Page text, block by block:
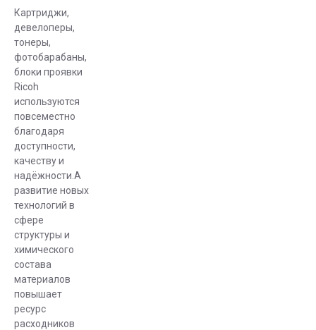
Картриджи,
девелоперы,
тонеры,
фотобарабаны,
блоки проявки
Ricoh
используются
повсеместно
благодаря
доступности,
качеству и
надёжности.А
развитие новых
технологий в
сфере
структуры и
химического
состава
материалов
повышает
ресурc
расходников